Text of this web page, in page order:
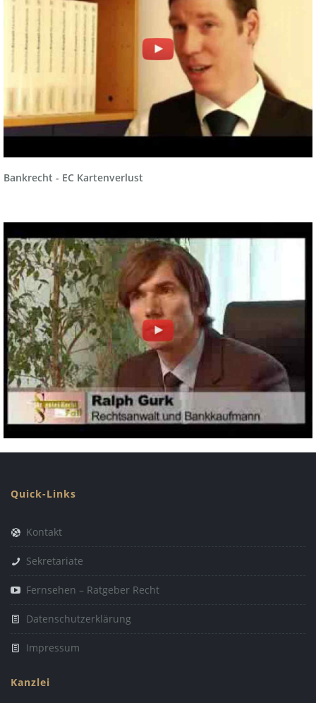
Bankrecht - EC Kartenverlust
Quick-Links
Kontakt
Sekretariate
Fernsehen – Ratgeber Recht
Datenschutzerklärung
Impressum
Kanzlei